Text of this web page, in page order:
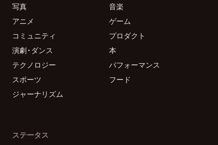
写真
音楽
アニメ
ゲーム
コミュニティ
プロダクト
演劇・ダンス
本
テクノロジー
パフォーマンス
スポーツ
フード
ジャーナリズム
ステータス